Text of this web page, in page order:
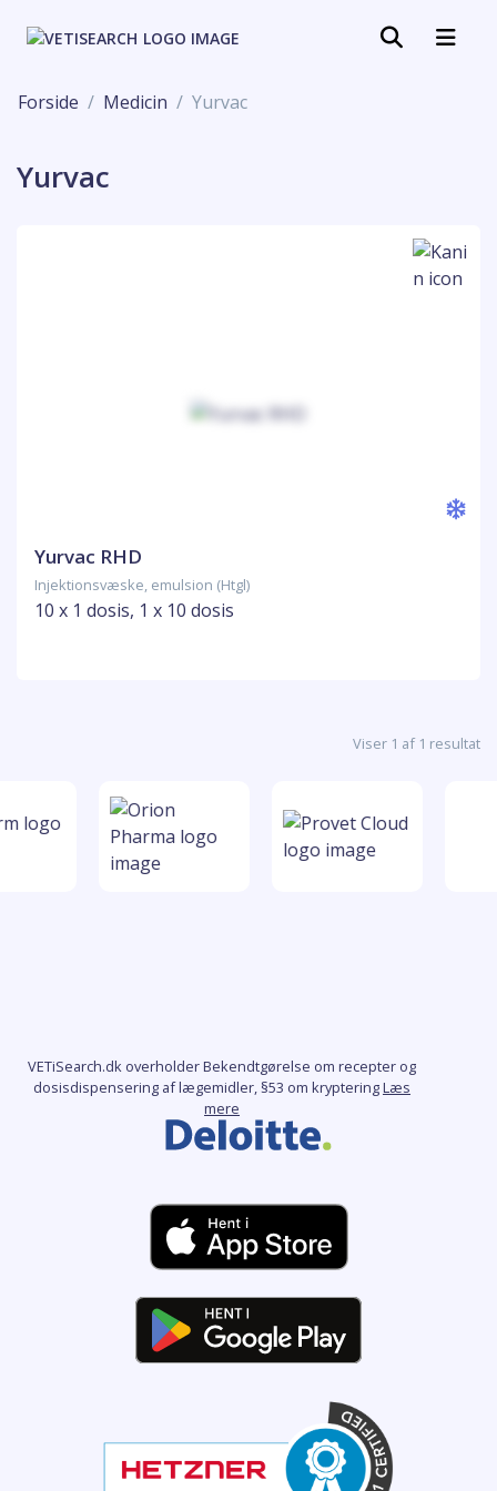
Forside Medicin Yurvac
Yurvac
Yurvac RHD
Injektionsvæske, emulsion (Htgl)
10 x 1 dosis, 1 x 10 dosis
Viser 1 af 1 resultat
VETiSearch.dk overholder Bekendtgørelse om recepter og
dosisdispensering af lægemidler, §53 om krypteringLæs
mere